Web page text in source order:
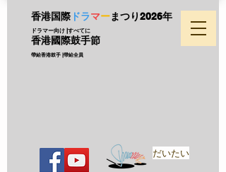
香港国際 ドラマーまつり2026年
ドラマー向け |すべてに
香港國際鼓手節
帶給香港鼓手 |帶給全員
だいたい